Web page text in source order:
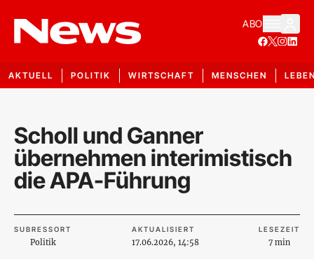
ABO
AKTUELL POLITIK WIRTSCHAFT MENSCHEN
Scholl und Ganner
übernehmen interimistisch
die APA-Führung
SUBRESSORT
Politik
AKTUALISIERT
17.06.2026, 14:58
LESEZEIT
7 min